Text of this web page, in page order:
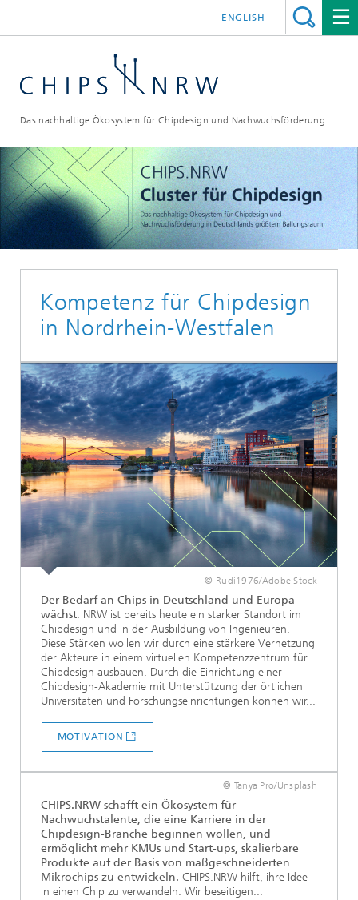
Das nachhaltige Ökosystem für Chipdesign und Nachwuchsförderung
ENGLISH
Kompetenz für Chipdesign
in Nordrhein-Westfalen
© Rudi1976/Adobe Stock
Der Bedarf an Chips in Deutschland und Europa
wächst. NRW ist bereits heute ein starker Standort im
Chipdesign und in der Ausbildung von Ingenieuren.
Diese Stärken wollen wir durch eine stärkere Vernetzung
der Akteure in einem virtuellen Kompetenzzentrum für
Chipdesign ausbauen. Durch die Einrichtung einer
Chipdesign-Akademie mit Unterstützung der örtlichen
Universitäten und Forschungseinrichtungen können wir...
MOTIVATION
© Tanya Pro/Unsplash
CHIPS.NRW schafft ein Ökosystem für
Nachwuchstalente, die eine Karriere in der
Chipdesign-Branche beginnen wollen, und
ermöglicht mehr KMUs und Start-ups, skalierbare
Produkte auf der Basis von maßgeschneiderten
Mikrochips zu entwickeln. CHIPS.NRW hilft, ihre Idee
in einen Chip zu verwandeln. Wir beseitigen...